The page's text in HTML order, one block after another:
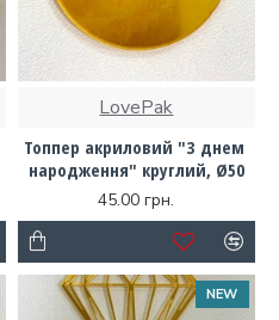
LovePak
Топпер акриловий "З днем ​​
народження" круглий, Ø50
45.00 грн.
NEW